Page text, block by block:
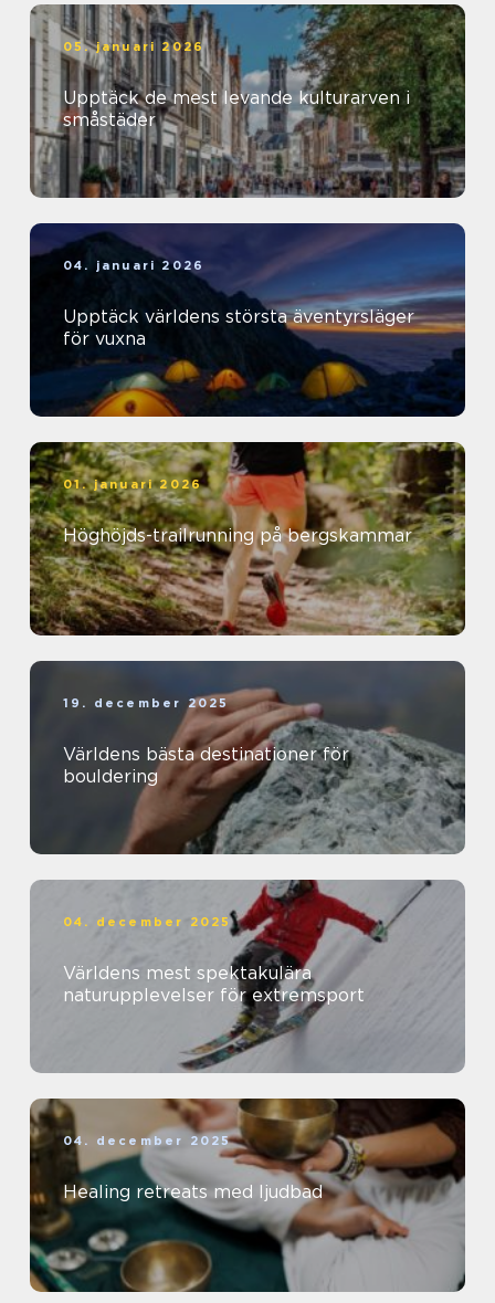
05. januari 2026
Upptäck de mest levande kulturarven i
småstäder
04. januari 2026
Upptäck världens största äventyrsläger
för vuxna
01. januari 2026
Höghöjds-trailrunning på bergskammar
19. december 2025
Världens bästa destinationer för
bouldering
04. december 2025
Världens mest spektakulära
naturupplevelser för extremsport
04. december 2025
Healing retreats med ljudbad